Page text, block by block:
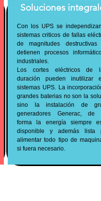
Soluciones
Con los UPS se
sistemas criticos de fallas
de magnitudes destructivas
detienen procesos
industriales.
Los cortes eléctricos de
duración pueden inutilizar
sistemas UPS. La
grandes baterias no son la
sino la instalación de
generadores Generac, de
forma la energía siempre
disponible y además lista
alimentar todo tipo de
si fuera necesario.